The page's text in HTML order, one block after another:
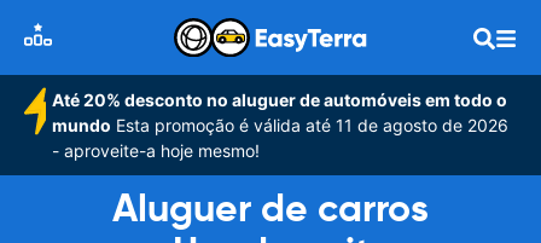
Até 20% desconto no aluguer de automóveis em todo o
mundo Esta promoção é válida até 11 de agosto de 2026
- aproveite-a hoje mesmo!
Aluguer de carros